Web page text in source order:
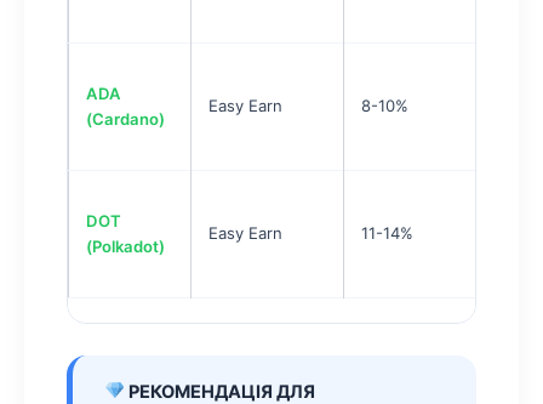
ADA
(Cardano)
Easy Earn 8-10%
DOT
(Polkadot)
Easy Earn 11-14%
РЕКОМЕНДАЦІЯ ДЛЯ